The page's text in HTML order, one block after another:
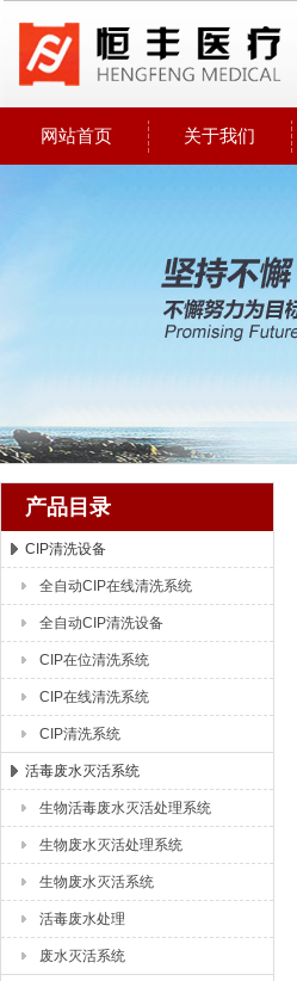
湖北恒丰医疗制药设备有限公司
网站首页 关于我们
产品目录
CIP清洗设备
全自动CIP在线清洗系统
全自动CIP清洗设备
CIP在位清洗系统
CIP在线清洗系统
CIP清洗系统
活毒废水灭活系统
生物活毒废水灭活处理系统
生物废水灭活处理系统
生物废水灭活系统
活毒废水处理
废水灭活系统